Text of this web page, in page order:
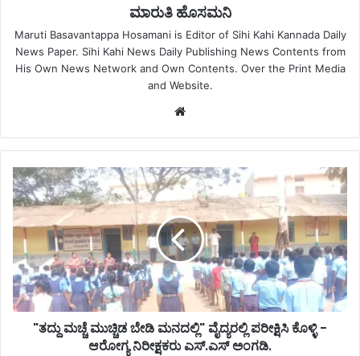
ಮಾರುತಿ ಹೊಸಮನಿ
Maruti Basavantappa Hosamani is Editor of Sihi Kahi Kannada Daily
News Paper. Sihi Kahi News Daily Publishing News Contents from
His Own News Network and Own Contents. Over the Print Media
and Website.
Website
"ತದ್ದು ಮಚ್ಚೆ ಮುಚ್ಚಿಡ ಬೇಡಿ ಮನದಲ್ಲಿ" ವೈದ್ಯರಲ್ಲಿ ಪರೀಕ್ಷಿಸಿ ಕೊಳ್ಳಿ -
ಆರೋಗ್ಯ ನಿರೀಕ್ಷಕರು ಎಸ್.ಎಸ್ ಅಂಗಡಿ.